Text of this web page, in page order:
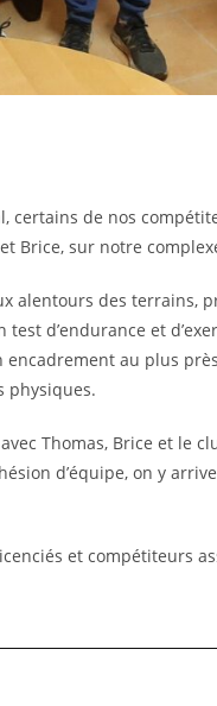
certains de nos
Brice, sur notre
alentours des terrains,
d’endurance et
au plus
physiques.
Thomas, Brice et le
d’équipe, on y
et compétiteurs